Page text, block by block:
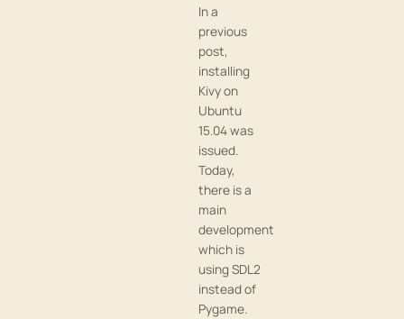
In a
previous
post,
installing
Kivy on
Ubuntu
15.04 was
issued.
Today,
there is a
main
development
which is
using SDL2
instead of
Pygame.